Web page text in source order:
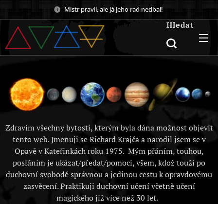
Mistr pravil, ale já jeho rad nedbal!
Hledat
Zdravím všechny bytosti, kterým byla dána možnost objevit
tento web. Jmenuji se Richard Krajča a narodil jsem se v
Opavě v Kateřinkách roku 1975. Mým přáním, touhou,
posláním je ukázat/předat/pomoci, všem, kdož touží po
duchovní svobodě správnou a jedinou cestu k opravdovému
zasvěcení. Praktikuji duchovní učení včetně učení
magického již více než 30 let.